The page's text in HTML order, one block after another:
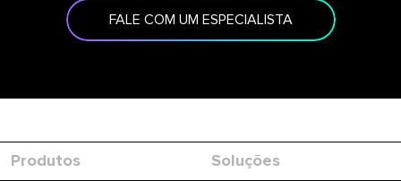
FALE COM UM ESPECIALISTA
Produtos Soluções